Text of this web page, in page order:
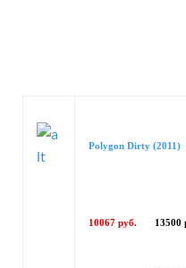
Polygon Dirty (2011)
10067 руб. 13500